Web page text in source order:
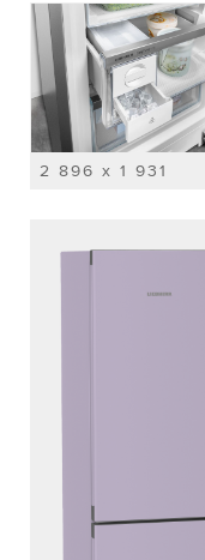
2 896 x 1 931